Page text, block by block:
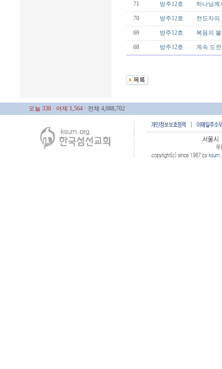
71 방주12호 하나님께
70 방주12호 전도자의
69 방주12호 복음의
68 방주12호 계속 도
오늘 338 · 어제 1,564 · 전체 4,088,702